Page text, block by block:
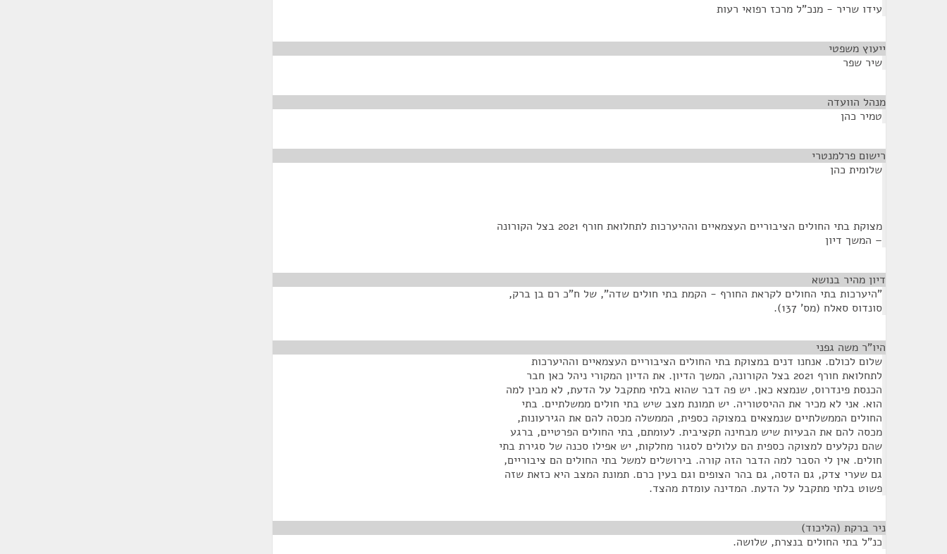
עידו שריר - מנכ"ל מרכז רפואי רעות
ייעוץ משפטי
שיר שפר
מנהל הוועדה
טמיר כהן
רישום פרלמנטרי
שלומית כהן
מצוקת בתי החולים הציבוריים העצמאיים וההיערכות לתחלואת חורף 2021 בצל הקורונה
– המשך דיון
דיון מהיר בנושא
"היערכות בתי החולים לקראת החורף - הקמת בתי חולים שדה", של ח"כ רם בן ברק,
סונדוס סאלח (מס' 137).
היו"ר משה גפני
שלום לכולם. אנחנו דנים במצוקת בתי החולים הציבוריים העצמאיים וההיערכות
לתחלואת חורף 2021 בצל הקורונה, המשך הדיון. את הדיון המקורי ניהל כאן חבר
הכנסת פינדרוס, שנמצא כאן. יש פה דבר שהוא בלתי מתקבל על הדעת, לא מבין למה
הוא. אני לא מכיר את ההיסטוריה. יש תמונת מצב שיש בתי חולים ממשלתיים. בתי
החולים הממשלתיים שנמצאים במצוקה כספית, הממשלה מכסה להם את הגירעונות,
מכסה להם את הבעיות שיש מבחינה תקציבית. לעומתם, בתי החולים הפרטיים, ברגע
שהם נקלעים למצוקה כספית הם עלולים לסגור מחלקות, יש אפילו סכנה של סגירת בתי
חולים. אין לי הסבר למה הדבר הזה קורה. בירושלים למשל בתי החולים הם ציבוריים,
גם שערי צדק, גם הדסה, גם בהר הצופים וגם בעין כרם. תמונת המצב היא כזאת שזה
פשוט בלתי מתקבל על הדעת. המדינה עומדת מהצד.
ניר ברקת (הליכוד)
כנ"ל בתי החולים בנצרת, שלושה.